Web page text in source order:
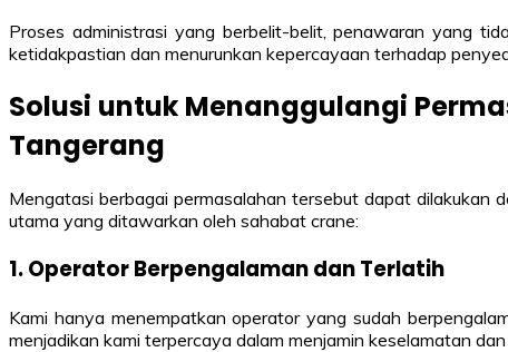
Proses administrasi yang berbelit-belit, penawaran yang
ketidakpastian dan menurunkan kepercayaan terhadap
Solusi untuk Menanggulangi
Tangerang
Mengatasi berbagai permasalahan tersebut dapat dilakukan
utama yang ditawarkan oleh sahabat crane:
1. Operator Berpengalaman dan Terlatih
Kami hanya menempatkan operator yang sudah
menjadikan kami terpercaya dalam menjamin keselamatan